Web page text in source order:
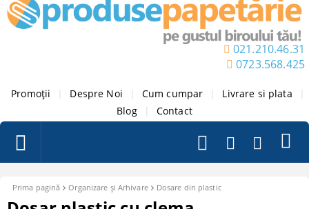
021.210.46.31
0723.568.425
Promoții Despre Noi Cum cumpar Livrare si plata
Blog
Contact
Prima pagină Organizare şi Arhivare Dosare din plastic